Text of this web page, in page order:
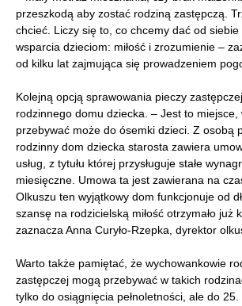
przeszkodą aby zostać rodziną zastępczą.
chcieć. Liczy się to, co chcemy dać od
wsparcia dzieciom: miłość i zrozumienie –
od kilku lat zajmująca się prowadzeniem
Kolejną opcją sprawowania pieczy
rodzinnego domu dziecka. – Jest to miejsce,
przebywać może do ósemki dzieci. Z osobą
rodzinny dom dziecka starosta zawiera
usług, z tytułu której przysługuje stałe
miesięczne. Umowa ta jest zawierana na
Olkuszu ten wyjątkowy dom funkcjonuje od
szansę na rodzicielską miłość otrzymało już
zaznacza Anna Curyło-Rzepka, dyrektor
Warto także pamiętać, że wychowankowie
zastępczej mogą przebywać w takich
tylko do osiągnięcia pełnoletności, ale do